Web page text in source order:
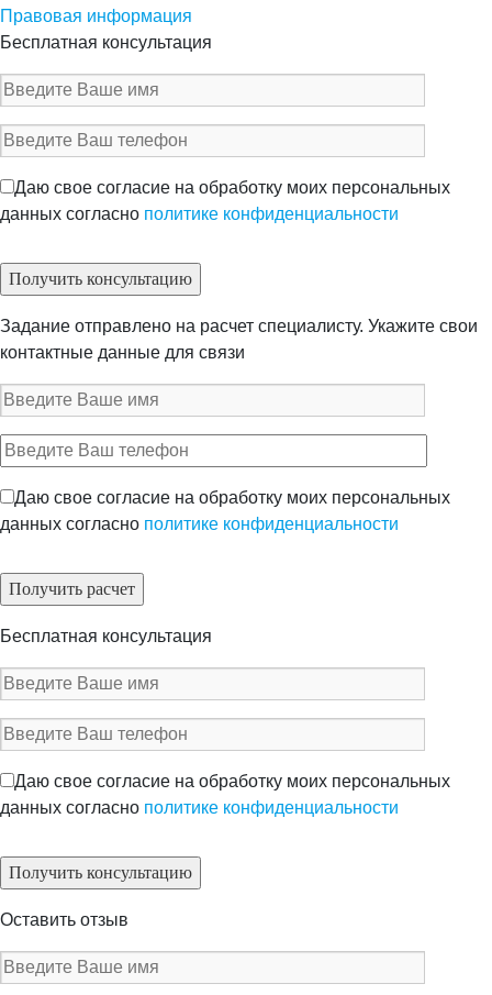
Правовая информация
Бесплатная консультация
Даю свое согласие на обработку моих персональных
данных согласно политике конфиденциальности
Задание отправлено на расчет специалисту. Укажите свои
контактные данные для связи
Даю свое согласие на обработку моих персональных
данных согласно политике конфиденциальности
Бесплатная консультация
Даю свое согласие на обработку моих персональных
данных согласно политике конфиденциальности
Оставить отзыв